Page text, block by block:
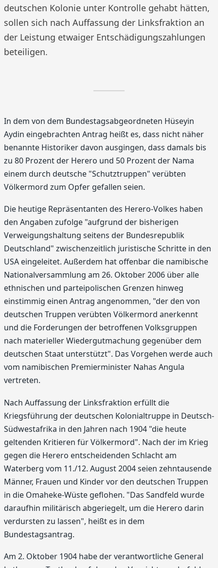
deutschen Kolonie unter Kontrolle gehabt hätten,
sollen sich nach Auffassung der Linksfraktion an
der Leistung etwaiger Entschädigungszahlungen
beteiligen.
In dem von dem Bundestagsabgeordneten Hüseyin
Aydin eingebrachten Antrag heißt es, dass nicht näher
benannte Historiker davon ausgingen, dass damals bis
zu 80 Prozent der Herero und 50 Prozent der Nama
einem durch deutsche "Schutztruppen" verübten
Völkermord zum Opfer gefallen seien.
Die heutige Repräsentanten des Herero-Volkes haben
den Angaben zufolge "aufgrund der bisherigen
Verweigungshaltung seitens der Bundesrepublik
Deutschland" zwischenzeitlich juristische Schritte in den
USA eingeleitet. Außerdem hat offenbar die namibische
Nationalversammlung am 26. Oktober 2006 über alle
ethnischen und parteipolischen Grenzen hinweg
einstimmig einen Antrag angenommen, "der den von
deutschen Truppen verübten Völkermord anerkennt
und die Forderungen der betroffenen Volksgruppen
nach materieller Wiedergutmachung gegenüber dem
deutschen Staat unterstützt". Das Vorgehen werde auch
vom namibischen Premierminister Nahas Angula
vertreten.
Nach Auffassung der Linksfraktion erfüllt die
Kriegsführung der deutschen Kolonialtruppe in Deutsch-
Südwestafrika in den Jahren nach 1904 "die heute
geltenden Kritieren für Völkermord". Nach der im Krieg
gegen die Herero entscheidenden Schlacht am
Waterberg vom 11./12. August 2004 seien zehntausende
Männer, Frauen und Kinder vor den deutschen Truppen
in die Omaheke-Wüste geflohen. "Das Sandfeld wurde
daraufhin militärisch abgeriegelt, um die Herero darin
verdursten zu lassen", heißt es in dem
Bundestagsantrag.
Am 2. Oktober 1904 habe der verantwortliche General